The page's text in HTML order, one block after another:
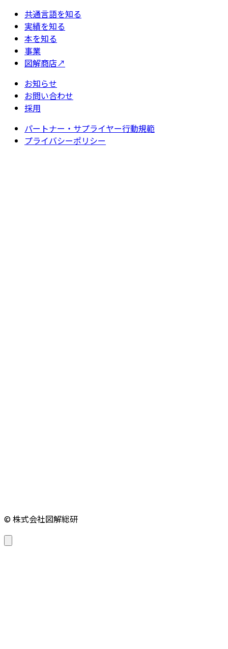
共通言語を知る
実績を知る
本を知る
事業
図解商店↗
お知らせ
お問い合わせ
採用
パートナー・サプライヤー行動規範
プライバシーポリシー
© 株式会社図解総研